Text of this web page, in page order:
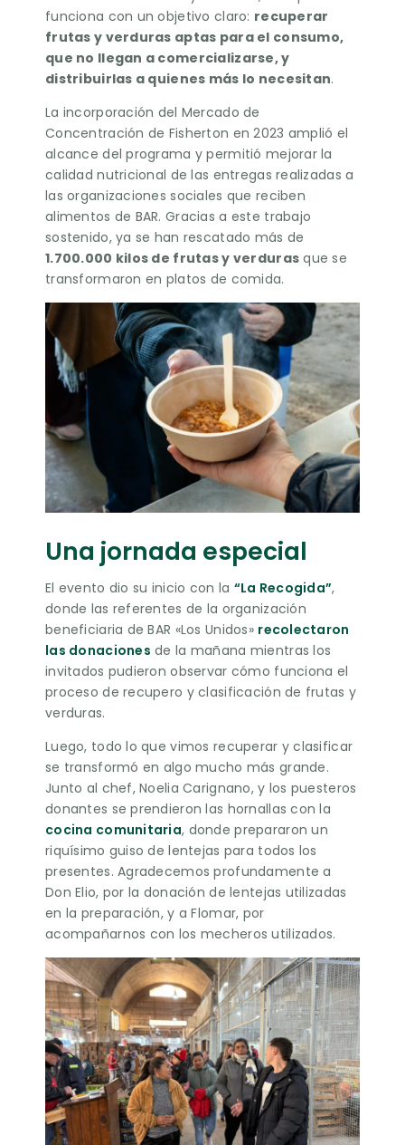
funciona con un objetivo claro: recuperar
frutas y verduras aptas para el consumo,
que no llegan a comercializarse, y
distribuirlas a quienes más lo necesitan.
La incorporación del Mercado de
Concentración de Fisherton en 2023 amplió el
alcance del programa y permitió mejorar la
calidad nutricional de las entregas realizadas a
las organizaciones sociales que reciben
alimentos de BAR. Gracias a este trabajo
sostenido, ya se han rescatado más de
1.700.000 kilos de frutas y verduras que se
transformaron en platos de comida.
Una jornada especial
El evento dio su inicio con la “La Recogida”,
donde las referentes de la organización
beneficiaria de BAR «Los Unidos» recolectaron
las donaciones de la mañana mientras los
invitados pudieron observar cómo funciona el
proceso de recupero y clasificación de frutas y
verduras.
Luego, todo lo que vimos recuperar y clasificar
se transformó en algo mucho más grande.
Junto al chef, Noelia Carignano, y los puesteros
donantes se prendieron las hornallas con la
cocina comunitaria, donde prepararon un
riquísimo guiso de lentejas para todos los
presentes. Agradecemos profundamente a
Don Elio, por la donación de lentejas utilizadas
en la preparación, y a Flomar, por
acompañarnos con los mecheros utilizados.